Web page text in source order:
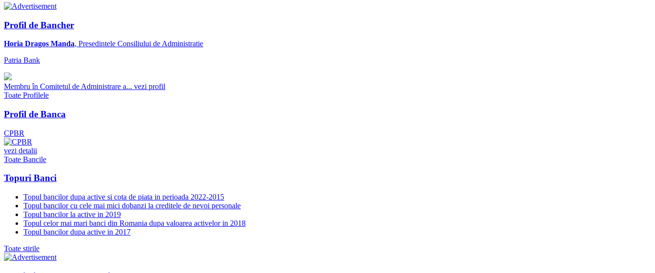
Profil de Bancher
Horia Dragos Manda, Presedintele Consiliului de Administratie
Patria Bank
Membru în Comitetul de Administrare a... vezi profil
Toate Profilele
Profil de Banca
CPBR
vezi detalii
Toate Bancile
Topuri Banci
Topul bancilor dupa active si cota de piata in perioada 2022-2015
Topul bancilor cu cele mai mici dobanzi la creditele de nevoi personale
Topul bancilor la active in 2019
Topul celor mai mari banci din Romania dupa valoarea activelor in 2018
Topul bancilor dupa active in 2017
Toate stirile